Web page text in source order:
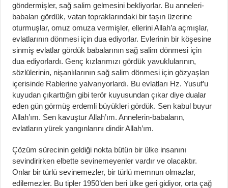
göndermişler, sağ salim gelmesini bekliyorlar. Bu anneleri-
babaları gördük, vatan topraklarındaki bir taşın üzerine
oturmuşlar, omuz omuza vermişler, ellerini Allah’a açmışlar,
evlatlarının dönmesi için dua ediyorlar. Evlerinin bir köşesine
sinmiş evlatlar gördük babalarının sağ salim dönmesi için
dua ediyorlardı. Genç kızlarımızı gördük yavuklularının,
sözlülerinin, nişanlılarının sağ salim dönmesi için gözyaşları
içerisinde Rablerine yalvarıyorlardı. Bu evlatları Hz. Yusuf’u
kuyudan çıkarttığın gibi terör kuyusundan çıkar diye dualar
eden gün görmüş erdemli büyükleri gördük. Sen kabul buyur
Allah’ım. Sen kavuştur Allah’ım. Annelerin-babaların,
evlatların yürek yangınlarını dindir Allah’ım.
Çözüm sürecinin geldiği nokta bütün bir ülke insanını
sevindirirken elbette sevinemeyenler vardır ve olacaktır.
Onlar bir türlü sevinemezler, bir türlü memnun olmazlar,
edilemezler. Bu tipler 1950’den beri ülke geri gidiyor, orta çağ